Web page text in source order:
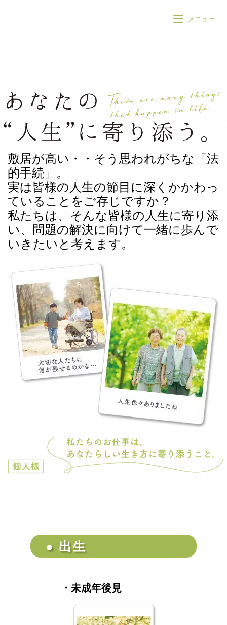
メニュー
敷居が高い・・そう思われがちな「法
的手続」。
実は皆様の人生の節目に深くかかわっ
ていることをご存じですか？
私たちは、そんな皆様の人生に寄り添
い、問題の解決に向けて一緒に歩んで
いきたいと考えます。
● 出生
・未成年後見